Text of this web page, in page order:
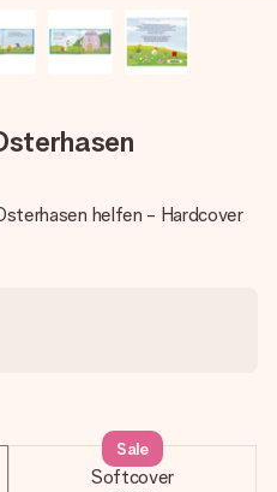
helfen - Hardcover
Softcover
Sale